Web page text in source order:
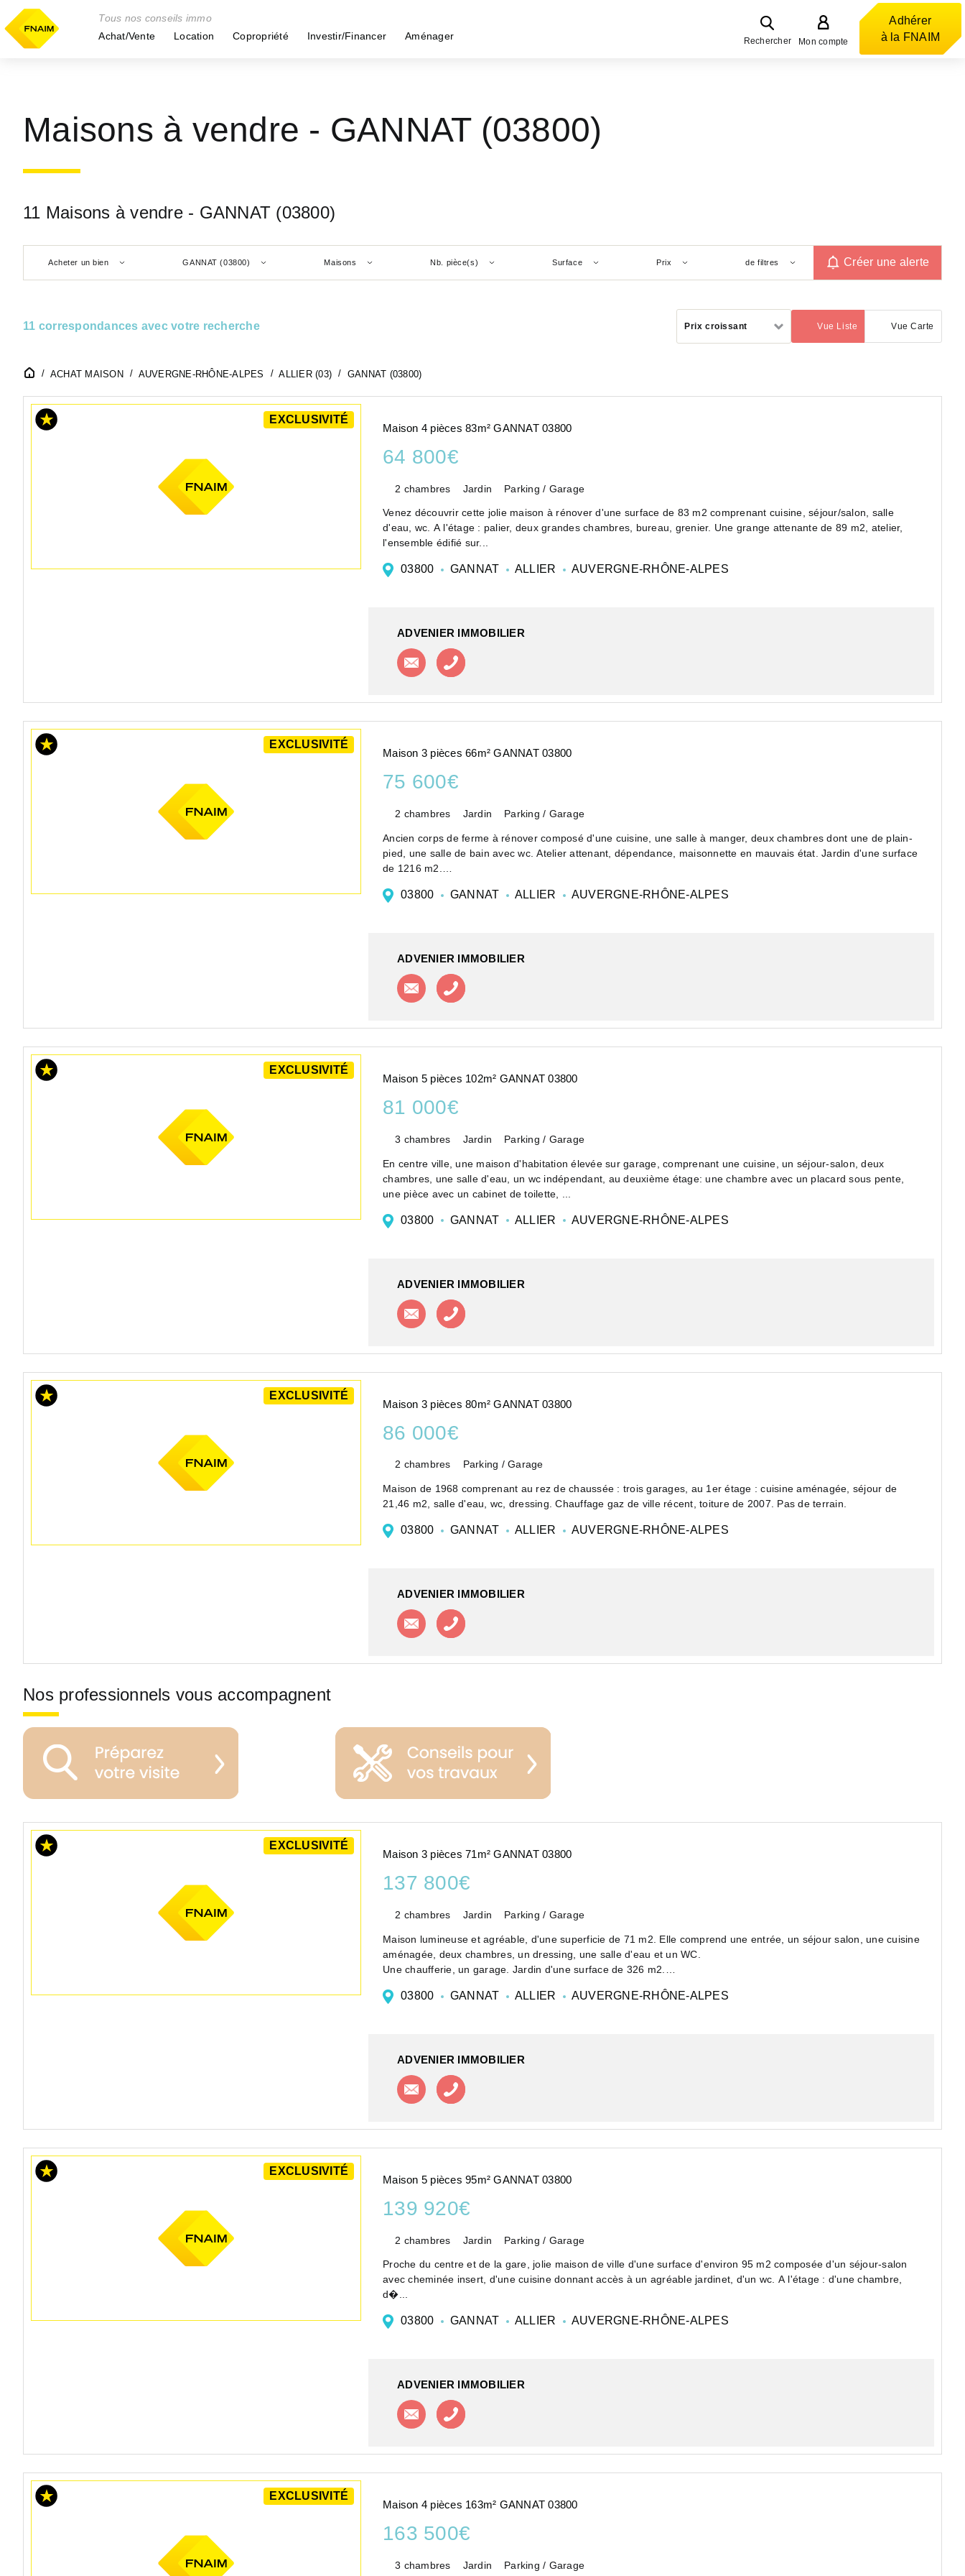
Tous nos conseils immo
Achat/Vente
Location Copropriété Investir/Financer Aménager Rechercher Mon compte
Adhérer
à la FNAIM
Maisons à vendre - GANNAT (03800)
11 Maisons à vendre - GANNAT (03800)
Acheter un bien GANNAT (03800) Maisons Nb. pièce(s) Surface Prix de filtres Créer une alerte
11 correspondances avec votre recherche Prix croissant Vue Liste
(activé) Vue Carte
ACHAT MAISON AUVERGNE-RHÔNE-ALPES ALLIER (03) GANNAT (03800)
EXCLUSIVITÉ
Maison 4 pièces 83m² GANNAT 03800
64 800€
2 chambres Jardin Parking / Garage
Venez découvrir cette jolie maison à rénover d'une surface de 83 m2 comprenant cuisine, séjour/salon, salle
d'eau, wc. A l'étage : palier, deux grandes chambres, bureau, grenier. Une grange attenante de 89 m2, atelier,
l'ensemble édifié sur...
03800 GANNAT ALLIER AUVERGNE-RHÔNE-ALPES
ADVENIER IMMOBILIER
Contacter l'agence
EXCLUSIVITÉ
Maison 3 pièces 66m² GANNAT 03800
75 600€
2 chambres Jardin Parking / Garage
Ancien corps de ferme à rénover composé d'une cuisine, une salle à manger, deux chambres dont une de plain-
pied, une salle de bain avec wc. Atelier attenant, dépendance, maisonnette en mauvais état. Jardin d'une surface
de 1216 m2.
03800 GANNAT ALLIER AUVERGNE-RHÔNE-ALPES
ADVENIER IMMOBILIER
Contacter l'agence
EXCLUSIVITÉ
Maison 5 pièces 102m² GANNAT 03800
81 000€
3 chambres Jardin Parking / Garage
En centre ville, une maison d'habitation élevée sur garage, comprenant une cuisine, un séjour-salon, deux
chambres, une salle d'eau, un wc indépendant, au deuxième étage: une chambre avec un placard sous pente,
une pièce avec un cabinet de toilette, ...
03800 GANNAT ALLIER AUVERGNE-RHÔNE-ALPES
ADVENIER IMMOBILIER
Contacter l'agence
EXCLUSIVITÉ
Maison 3 pièces 80m² GANNAT 03800
86 000€
2 chambres Parking / Garage
Maison de 1968 comprenant au rez de chaussée : trois garages, au 1er étage : cuisine aménagée, séjour de
21,46 m2, salle d'eau, wc, dressing. Chauffage gaz de ville récent, toiture de 2007. Pas de terrain.
03800 GANNAT ALLIER AUVERGNE-RHÔNE-ALPES
ADVENIER IMMOBILIER
Contacter l'agence
Nos professionnels vous accompagnent
EXCLUSIVITÉ
Maison 3 pièces 71m² GANNAT 03800
137 800€
2 chambres Jardin Parking / Garage
Maison lumineuse et agréable, d'une superficie de 71 m2. Elle comprend une entrée, un séjour salon, une cuisine
aménagée, deux chambres, un dressing, une salle d'eau et un WC.
Une chaufferie, un garage. Jardin d'une surface de 326 m2.
03800 GANNAT ALLIER AUVERGNE-RHÔNE-ALPES
ADVENIER IMMOBILIER
Contacter l'agence
EXCLUSIVITÉ
Maison 5 pièces 95m² GANNAT 03800
139 920€
2 chambres Jardin Parking / Garage
Proche du centre et de la gare, jolie maison de ville d'une surface d'environ 95 m2 composée d'un séjour-salon
avec cheminée insert, d'une cuisine donnant accès à un agréable jardinet, d'un wc. A l'étage : d'une chambre,
d�...
03800 GANNAT ALLIER AUVERGNE-RHÔNE-ALPES
ADVENIER IMMOBILIER
Contacter l'agence
EXCLUSIVITÉ
Maison 4 pièces 163m² GANNAT 03800
163 500€
3 chambres Jardin Parking / Garage